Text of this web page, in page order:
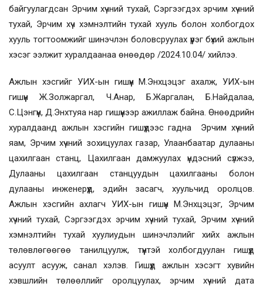
байгуулагдсан Эрчим хүчний тухай, Сэргээгдэх эрчим хүчний
тухай, Эрчим хүч хэмнэлтийн тухай хууль болон холбогдох
хууль тогтоомжийг шинэчлэн боловсруулах үүрэг бүхий ажлын
хэсэг ээлжит хуралдаанаа өнөөдөр /2024.10.04/ хийлээ.
Ажлын хэсгийг УИХ-ын гишүүн М.Энхцэцэг ахалж, УИХ-ын
гишүүн Ж.Золжаргал, Ч.Анар, Б.Жаргалан, Б.Найдалаа,
С.Цэнгүүн, Д.Энхтуяа нар гишүүнээр ажиллаж байна. Өнөөдрийн
хуралдаанд ажлын хэсгийн гишүүдээс гадна Эрчим хүчний
яам, Эрчим хүчний зохицуулах газар, Улаанбаатар дулааны
цахилгаан станц, Цахилгаан дамжуулах үндэсний сүлжээ,
Дулааны цахилгаан станцуудын цахилгааны болон
дулааны инженерүүд, эдийн засагч, хуульчид оролцов.
Ажлын хэсгийн ахлагч УИХ-ын гишүүн М.Энхцэцэг, Эрчим
хүчний тухай, Сэргээгдэх эрчим хүчний тухай, Эрчим хүчний
хэмнэлтийн тухай хуулиудын шинэчлэлийг хийх ажлын
төлөвлөгөөгөө танилцуулж, түүнтэй холбогдуулан гишүүд
асуулт асууж, санал хэлэв. Гишүүд ажлын хэсэгт хувийн
хэвшлийн төлөөллийг оролцуулах, эрчим хүчний дата